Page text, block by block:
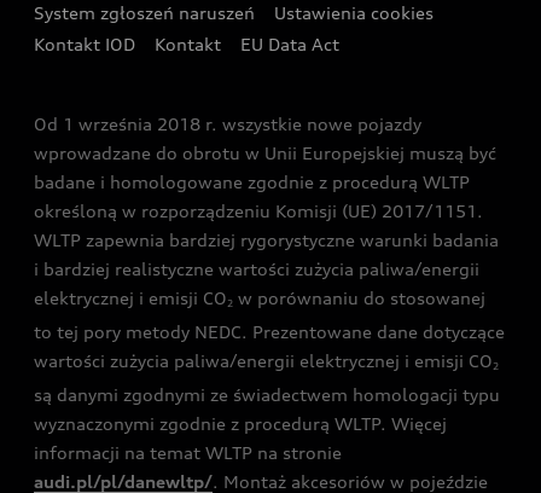
Audi exclusive
Zakopanem
System zgłoszeń naruszeń
Ustawienia cookies
Kontakt IOD
Kontakt EU Data Act
Od 1 września 2018 r. wszystkie nowe pojazdy
wprowadzane do obrotu w Unii Europejskiej muszą być
badane i homologowane zgodnie z procedurą WLTP
określoną w rozporządzeniu Komisji (UE) 2017/1151.
WLTP zapewnia bardziej rygorystyczne warunki badania
i bardziej realistyczne wartości zużycia paliwa/energii
elektrycznej i emisji CO 2 w porównaniu do stosowanej
to tej pory metody NEDC. Prezentowane dane dotyczące
wartości zużycia paliwa/energii elektrycznej i emisji CO 2
są danymi zgodnymi ze świadectwem homologacji typu
wyznaczonymi zgodnie z procedurą WLTP. Więcej
informacji na temat WLTP na stronie
audi.pl/pl/danewltp/. Montaż akcesoriów w pojeździe